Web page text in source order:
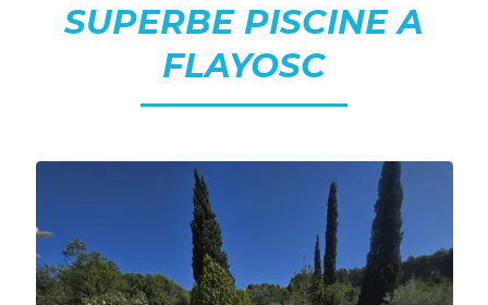
SUPERBE PISCINE A
FLAYOSC